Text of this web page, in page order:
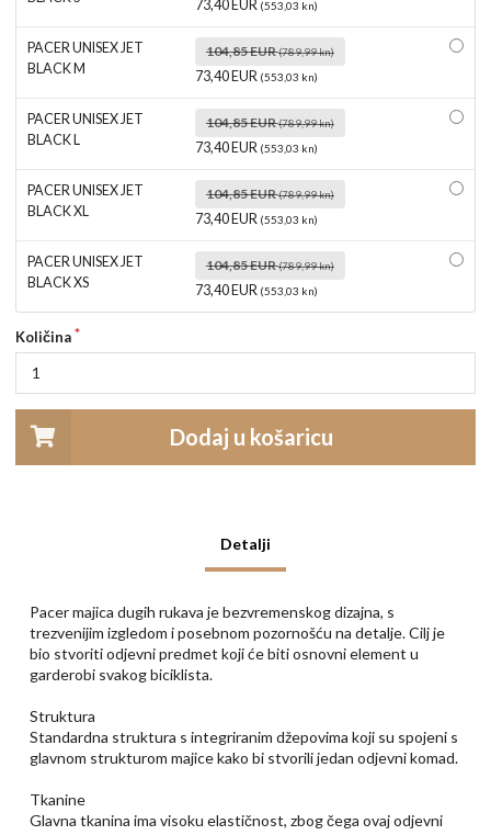
73,40 EUR (553,03 kn)
PACER UNISEX JET
BLACK M
104,85 EUR(789,99 kn)
73,40 EUR (553,03 kn)
PACER UNISEX JET
BLACK L
104,85 EUR(789,99 kn)
73,40 EUR (553,03 kn)
PACER UNISEX JET
BLACK XL
104,85 EUR(789,99 kn)
73,40 EUR (553,03 kn)
PACER UNISEX JET
BLACK XS
104,85 EUR(789,99 kn)
73,40 EUR (553,03 kn)
Količina
Dodaj u košaricu
Detalji
Pacer majica dugih rukava je bezvremenskog dizajna, s
trezvenijim izgledom i posebnom pozornošću na detalje. Cilj je
bio stvoriti odjevni predmet koji će biti osnovni element u
garderobi svakog biciklista.
Struktura
Standardna struktura s integriranim džepovima koji su spojeni s
glavnom strukturom majice kako bi stvorili jedan odjevni komad.
Tkanine
Glavna tkanina ima visoku elastičnost, zbog čega ovaj odjevni